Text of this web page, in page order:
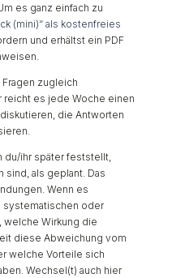
es ganz einfach zu
(mini)“ als kostenfreies
und erhältst ein PDF
zugleich
reicht es jede Woche einen
die Antworten
du/ihr später feststellt,
sind, als geplant. Das
Wenn es
systematischen oder
welche Wirkung die
diese Abweichung vom
welche Vorteile sich
Wechsel(t) auch hier